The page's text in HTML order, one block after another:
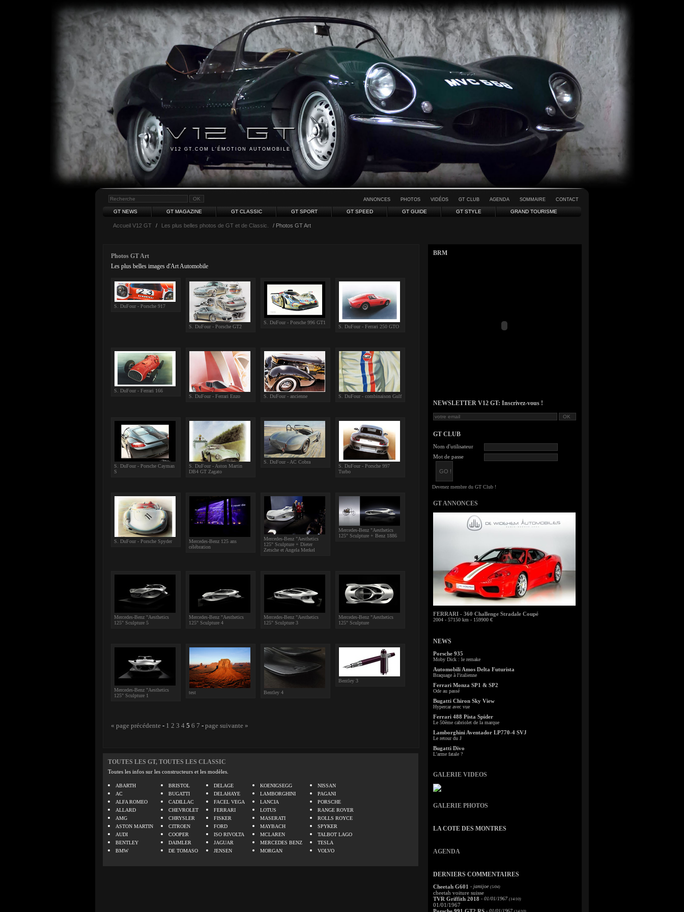
V12 GT.COM L'ÉMOTION AUTOMOBILE
ANNONCES PHOTOS VIDÉOS GT CLUB AGENDA SOMMAIRE CONTACT
GT NEWS GT MAGAZINE GT CLASSIC GT SPORT GT SPEED GT GUIDE GT STYLE GRAND TOURISME
Accueil V12 GT / Les plus belles photos de GT et de Classic. / Photos GT Art
Photos GT Art
Les plus belles images d'Art Automobile
S. DuFour - Porsche 917
S. DuFour - Porsche GT2
S. DuFour - Porsche 996 GT1
S. DuFour - Ferrari 250 GTO
S. DuFour - Ferrari 166
S. DuFour - Ferrari Enzo
S. DuFour - ancienne S. DuFour - combinaison Gulf
S. DuFour - Porsche Cayman
S
S. DuFour - Aston Martin
DB4 GT Zagato
S. DuFour - AC Cobra
S. DuFour - Porsche 997
Turbo
S. DuFour - Porsche Spyder
Mercedes-Benz 125 ans
célébration
Mercedes-Benz "Aesthetics
125" Sculpture + Dieter
Zetsche et Angela Merkel
Mercedes-Benz "Aesthetics
125" Sculpture + Benz 1886
Mercedes-Benz "Aesthetics
125" Sculpture 5
Mercedes-Benz "Aesthetics
125" Sculpture 4
Mercedes-Benz "Aesthetics
125" Sculpture 3
Mercedes-Benz "Aesthetics
125" Sculpture
Mercedes-Benz "Aesthetics
125" Sculpture 1
test Bentley 4
Bentley 3
« page précédente - 1 2 3 4 5 6 7 - page suivante »
TOUTES LES GT, TOUTES LES CLASSIC
Toutes les infos sur les constructeurs et les modèles.
ABARTH
AC
ALFA ROMEO
ALLARD
AMG
ASTON MARTIN
AUDI
BENTLEY
BMW
BRISTOL
BUGATTI
CADILLAC
CHEVROLET
CHRYSLER
CITROEN
COOPER
DAIMLER
DE TOMASO
DELAGE
DELAHAYE
FACEL VEGA
FERRARI
FISKER
FORD
ISO RIVOLTA
JAGUAR
JENSEN
KOENIGSEGG
LAMBORGHINI
LANCIA
LOTUS
MASERATI
MAYBACH
MCLAREN
MERCEDES BENZ
MORGAN
NISSAN
PAGANI
PORSCHE
RANGE ROVER
ROLLS ROYCE
SPYKER
TALBOT LAGO
TESLA
VOLVO
BRM
NEWSLETTER V12 GT: Inscrivez-vous !
GT CLUB
Nom d'utilisateur
Mot de passe
GT ANNONCES
FERRARI - 360 Challenge Stradale Coupé
2004 - 57150 km - 159900 €
NEWS
Porsche 935
Moby Dick : le remake
Automobili Amos Delta Futurista
Braquage à l'italienne
Ferrari Monza SP1 & SP2
Ode au passé
Bugatti Chiron Sky View
Hypercar avec vue
Ferrari 488 Pista Spider
Le 50ème cabriolet de la marque
Lamborghini Aventador LP770-4 SVJ
Le retour du J
Bugatti Divo
L'arme fatale ?
GALERIE VIDEOS
GALERIE PHOTOS
LA COTE DES MONTRES
AGENDA
DERNIERS COMMENTAIRES
Cheetah G601 - jamijoe (5/04)
cheetah voiture suisse
TVR Griffith 2018 - 01/01/1967 (14/10)
01/01/1967
- 01/01/1967